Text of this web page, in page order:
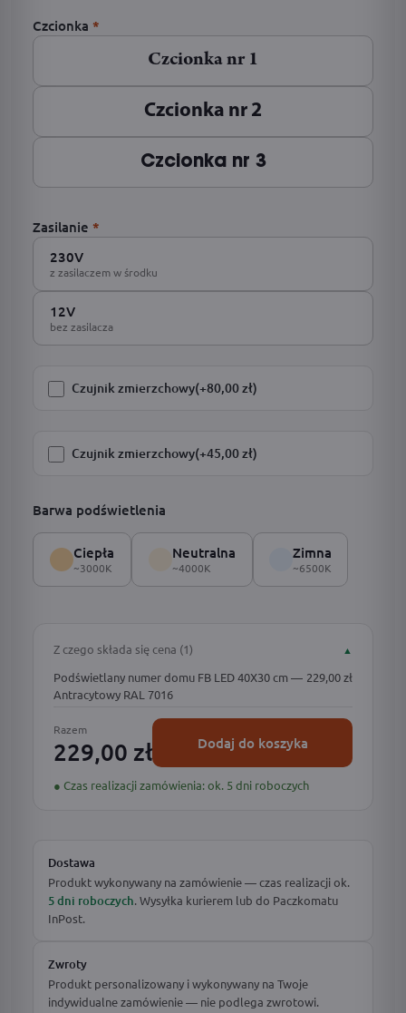
Czcionka *
Czcionka nr 1
Czcionka nr 2
Czcionka nr 3
Zasilanie *
230V
z zasilaczem w środku
12V
bez zasilacza
Czujnik zmierzchowy(+80,00 zł)
Czujnik zmierzchowy(+45,00 zł)
Barwa podświetlenia
Ciepła
~3000K
Neutralna
~4000K
Zimna
~6500K
Z czego składa się cena (1) ▲
Podświetlany numer domu FB LED 40X30 cm —
Antracytowy RAL 7016
229,00 zł
Razem
229,00 zł Dodaj do koszyka
● Czas realizacji zamówienia: ok. 5 dni roboczych
Dostawa
Produkt wykonywany na zamówienie — czas realizacji ok.
5 dni roboczych. Wysyłka kurierem lub do Paczkomatu
InPost.
Zwroty
Produkt personalizowany i wykonywany na Twoje
indywidualne zamówienie — nie podlega zwrotowi.